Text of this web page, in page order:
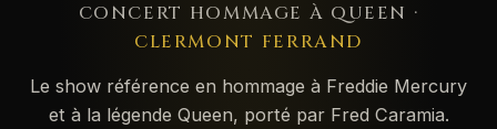
MÉDIAS
MOI
CONCERT HOMMAGE À QUEEN ·
CLERMONT FERRAND
Le show référence en hommage à Freddie Mercury
et à la légende Queen, porté par Fred Caramia.